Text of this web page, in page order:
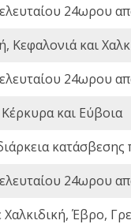
24ωρου
Κεφαλονιά και
24ωρου
και Εύβοια
24ωρου
Έβρο,